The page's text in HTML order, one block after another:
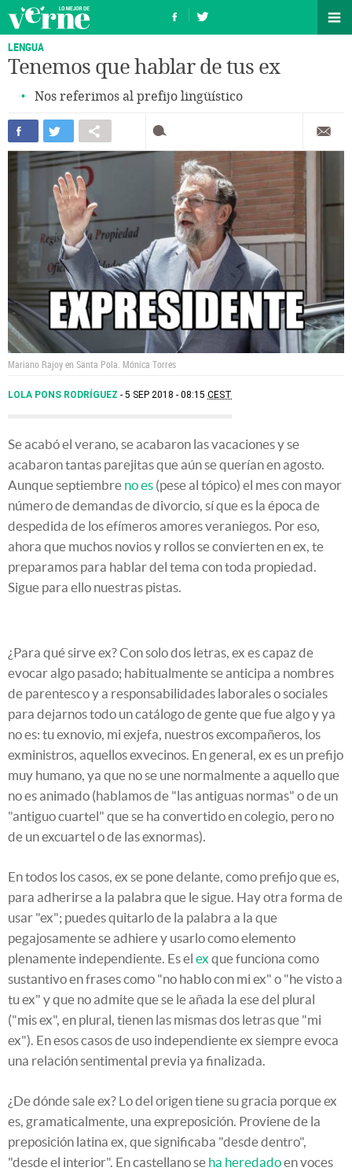
LENGUA
Tenemos que hablar de tus ex
Nos referimos al prefijo lingüístico
Mariano Rajoy en Santa Pola. Mónica Torres
LOLA PONS RODRÍGUEZ 5 SEP 2018 - 08:15 CEST
Se acabó el verano, se acabaron las vacaciones y se
acabaron tantas parejitas que aún se querían en agosto.
Aunque septiembre no es (pese al tópico) el mes con mayor
número de demandas de divorcio, sí que es la época de
despedida de los efímeros amores veraniegos. Por eso,
ahora que muchos novios y rollos se convierten en ex, te
preparamos para hablar del tema con toda propiedad.
Sigue para ello nuestras pistas.
¿Para qué sirve ex? Con solo dos letras, ex es capaz de
evocar algo pasado; habitualmente se anticipa a nombres
de parentesco y a responsabilidades laborales o sociales
para dejarnos todo un catálogo de gente que fue algo y ya
no es: tu exnovio, mi exjefa, nuestros excompañeros, los
exministros, aquellos exvecinos. En general, ex es un prefijo
muy humano, ya que no se une normalmente a aquello que
no es animado (hablamos de "las antiguas normas" o de un
"antiguo cuartel" que se ha convertido en colegio, pero no
de un excuartel o de las exnormas).
En todos los casos, ex se pone delante, como prefijo que es,
para adherirse a la palabra que le sigue. Hay otra forma de
usar "ex"; puedes quitarlo de la palabra a la que
pegajosamente se adhiere y usarlo como elemento
plenamente independiente. Es el ex que funciona como
sustantivo en frases como "no hablo con mi ex" o "he visto a
tu ex" y que no admite que se le añada la ese del plural
("mis ex", en plural, tienen las mismas dos letras que "mi
ex"). En esos casos de uso independiente ex siempre evoca
una relación sentimental previa ya finalizada.
¿De dónde sale ex? Lo del origen tiene su gracia porque ex
es, gramaticalmente, una expreposición. Proviene de la
preposición latina ex, que significaba "desde dentro",
"desde el interior". En castellano se ha heredadoen voces